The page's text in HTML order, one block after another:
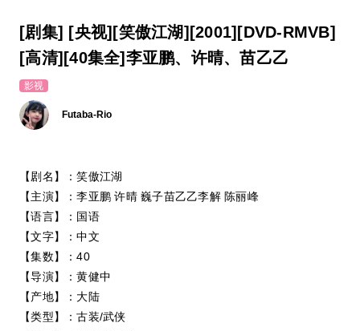
[剧集] [央视][笑傲江湖][2001][DVD-RMVB]
[高清][40集全]李亚鹏、许晴、苗乙乙
影视
Futaba-Rio
【剧名】：笑傲江湖
【主演】：李亚鹏 许晴 巍子苗乙乙李解 陈丽峰
【语言】：国语
【文字】：中文
【集数】：40
【导演】：黄健中
【产地】：大陆
【类型】：古装/武侠